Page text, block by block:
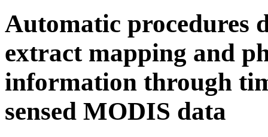
Automatic procedures
extract mapping and
information through
sensed MODIS data